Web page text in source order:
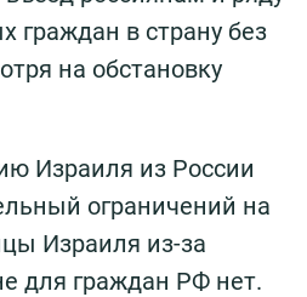
граждан в страну без
на обстановку
Израиля из России
ограничений на
Израиля из-за
для граждан РФ нет.